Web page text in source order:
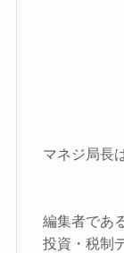
マネジ局長
編集者であ
投資・税制